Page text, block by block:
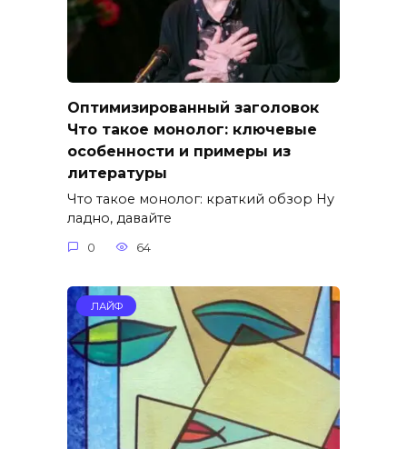
Оптимизированный заголовок
Что такое монолог: ключевые
особенности и примеры из
литературы
Что такое монолог: краткий обзор Ну
ладно, давайте
0 64
ЛАЙФ